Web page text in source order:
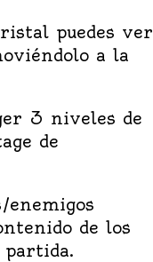
puedes ver
a la
3 niveles de
de
enemigos
de los